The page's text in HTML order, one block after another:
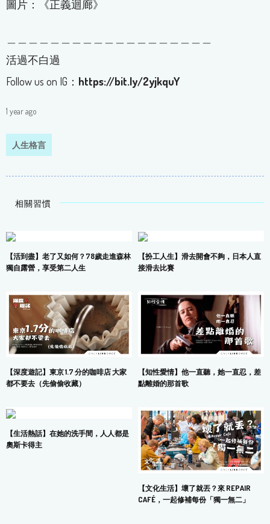
圖片：《正義迴廊》
活過不白過
Follow us on IG： https://bit.ly/2yjkquY
1 year ago
人生格言
相關習慣
【活到盡】老了又如何？78歲走進森林
獨自露營，享受第二人生
【扮工人生】滑去開會不夠，日本人直
接滑去比賽
【深度遊記】東京 1.7 分的咖啡店 大家
都不要去（先偷偷收藏）
【知性愛情】他一直聽，她一直忍，差
點離婚的那首歌
【生活熱話】在她的洗手間，人人都是
奧斯卡得主
【文化生活】壞了就丟？來 REPAIR
CAFÉ，一起修補每份「獨一無二」